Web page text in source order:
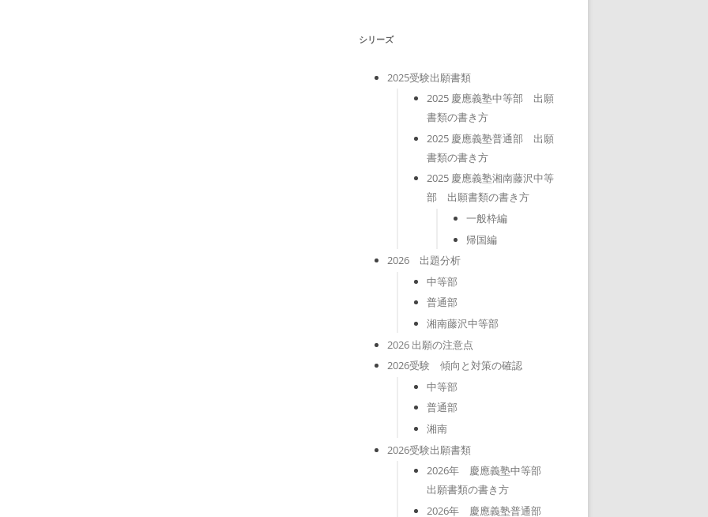
シリーズ
2025受験出願書類
2025 慶應義塾中等部 出願
書類の書き方
2025 慶應義塾普通部 出願
書類の書き方
2025 慶應義塾湘南藤沢中等
部 出願書類の書き方
一般枠編
帰国編
2026 出題分析
中等部
普通部
湘南藤沢中等部
2026 出願の注意点
2026受験 傾向と対策の確認
中等部
普通部
湘南
2026受験出願書類
2026年 慶應義塾中等部
出願書類の書き方
2026年 慶應義塾普通部